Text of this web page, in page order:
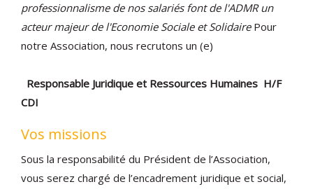
professionnalisme de nos salariés font de l'ADMR un
acteur majeur de l'Economie Sociale et SolidairePour
notre Association, nous recrutons un (e)
Responsable Juridique et Ressources Humaines H/F
CDI
Vos missions
Sous la responsabilité du Président de l’Association,
vous serez chargé de l’encadrement juridique et social,